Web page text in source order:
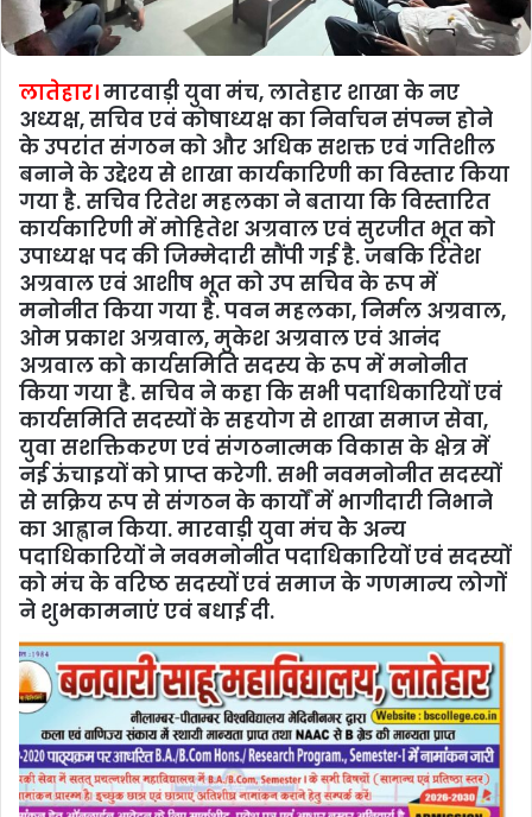
लातेहार।मारवाड़ी युवा मंच, लातेहार शाखा के नए
अध्यक्ष, सचिव एवं कोषाध्यक्ष का निर्वाचन संपन्न होने
के उपरांत संगठन को और अधिक सशक्त एवं गतिशील
बनाने के उद्देश्य से शाखा कार्यकारिणी का विस्तार किया
गया है. सचिव रितेश महलका ने बताया कि विस्तारित
कार्यकारिणी में मोहितेश अग्रवाल एवं सुरजीत भूत को
उपाध्यक्ष पद की जिम्मेदारी सौंपी गई है. जबकि रितेश
अग्रवाल एवं आशीष भूत को उप सचिव के रूप में
मनोनीत किया गया है. पवन महलका, निर्मल अग्रवाल,
ओम प्रकाश अग्रवाल, मुकेश अग्रवाल एवं आनंद
अग्रवाल को कार्यसमिति सदस्य के रूप में मनोनीत
किया गया है. सचिव ने कहा कि सभी पदाधिकारियों एवं
कार्यसमिति सदस्यों के सहयोग से शाखा समाज सेवा,
युवा सशक्तिकरण एवं संगठनात्मक विकास के क्षेत्र में
नई ऊंचाइयों को प्राप्त करेगी. सभी नवमनोनीत सदस्यों
से सक्रिय रूप से संगठन के कार्यों में भागीदारी निभाने
का आह्वान किया. मारवाड़ी युवा मंच केे अन्‍य
पदाधिकारियों ने नवमनोनीत पदाधिकारियों एवं सदस्यों
को मंच के वरिष्ठ सदस्यों एवं समाज के गणमान्य लोगों
ने शुभकामनाएं एवं बधाई दी.